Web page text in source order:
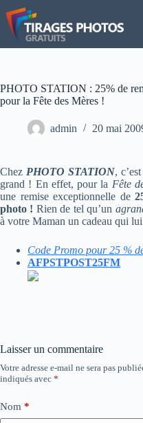
Passer
au
contenu
PHOTO STATION : 25% de
pour la Fête des Mères !
admin 20 mai
Chez PHOTO STATION, c’est
grand ! En effet, pour la Fête
une remise exceptionnelle de
photo ! Rien de tel qu’un
à votre Maman un cadeau qui
Code Promo pour 25 %
AFPSTPOST25FM
Laisser un commentaire
Votre adresse e-mail ne sera pas
indiqués avec *
Nom *